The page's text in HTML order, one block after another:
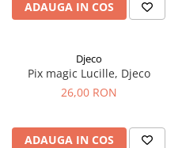
ADAUGA IN COS
Djeco
Pix magic Lucille, Djeco
26,00 RON
ADAUGA IN COS